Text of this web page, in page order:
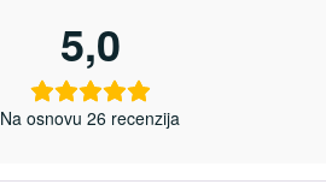
5,0
Na osnovu 26 recenzija